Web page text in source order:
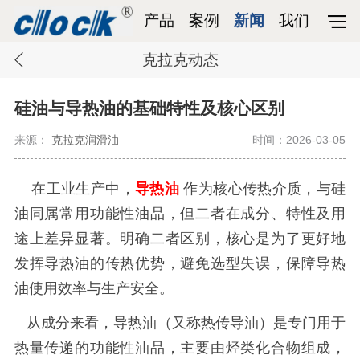
产品 案例 新闻 我们
克拉克动态
硅油与导热油的基础特性及核心区别​
来源： 克拉克润滑油 时间：2026-03-05
在工业生产中， 导热油 作为核心传热介质，与硅
油同属常用功能性油品，但二者在成分、特性及用
途上差异显著。明确二者区别，核心是为了更好地
发挥导热油的传热优势，避免选型失误，保障导热
油使用效率与生产安全。
从成分来看，导热油（又称热传导油）是专门用于
热量传递的功能性油品，主要由烃类化合物组成，